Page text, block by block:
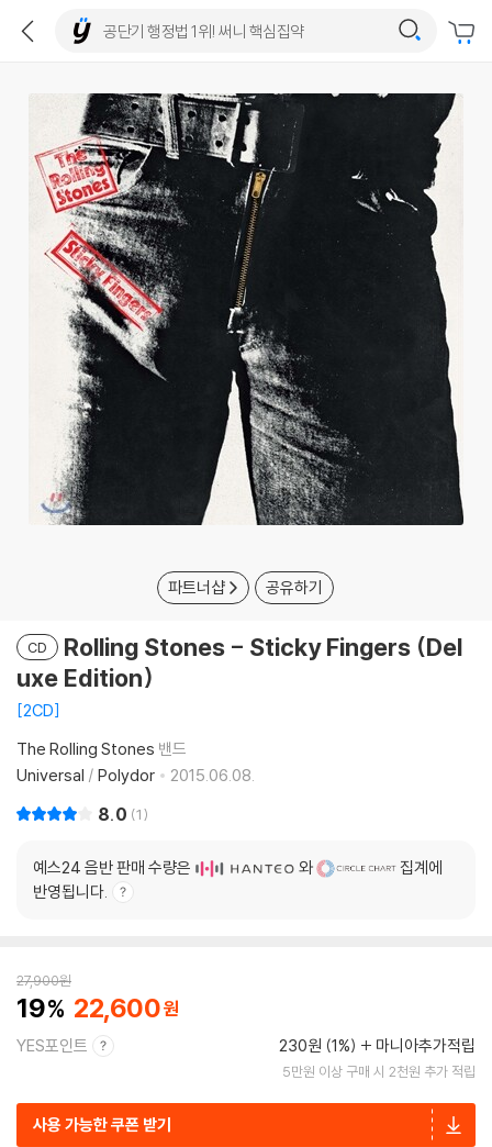
파트너샵 공유하기
CD
Rolling Stones - Sticky Fingers (Del
uxe Edition)
2CD
The Rolling Stones 밴드
Universal / Polydor 2015.06.08.
8.0 1
예스24 음반 판매 수량은 와
집계에
반영됩니다.
27,900원
19 22,600
YES포인트 230원 (1%) 마니아추가적립
5만원 이상 구매 시 2천원 추가 적립
사용 가능한 쿠폰 받기